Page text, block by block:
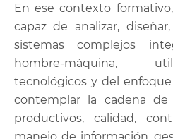
En ese contexto
capaz de analizar,
sistemas complejos
hombre-máquina,
tecnológicos y del
contemplar la cadena de
productivos, calidad,
manejo de información,